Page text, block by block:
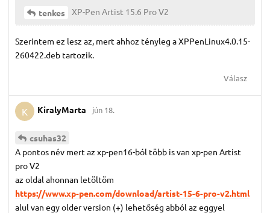
tenkes XP-Pen Artist 15.6 Pro V2
Szerintem ez lesz az, mert ahhoz tényleg a XPPenLinux4.0.15-
260422.deb tartozik.
Válasz
K KiralyMarta jún 18.
csuhas32
A pontos név mert az xp-pen16-ból több is van xp-pen Artist
pro V2
az oldal ahonnan letöltöm
https://www.xp-pen.com/download/artist-15-6-pro-v2.html
alul van egy older version (+) lehetőség abból az eggyel